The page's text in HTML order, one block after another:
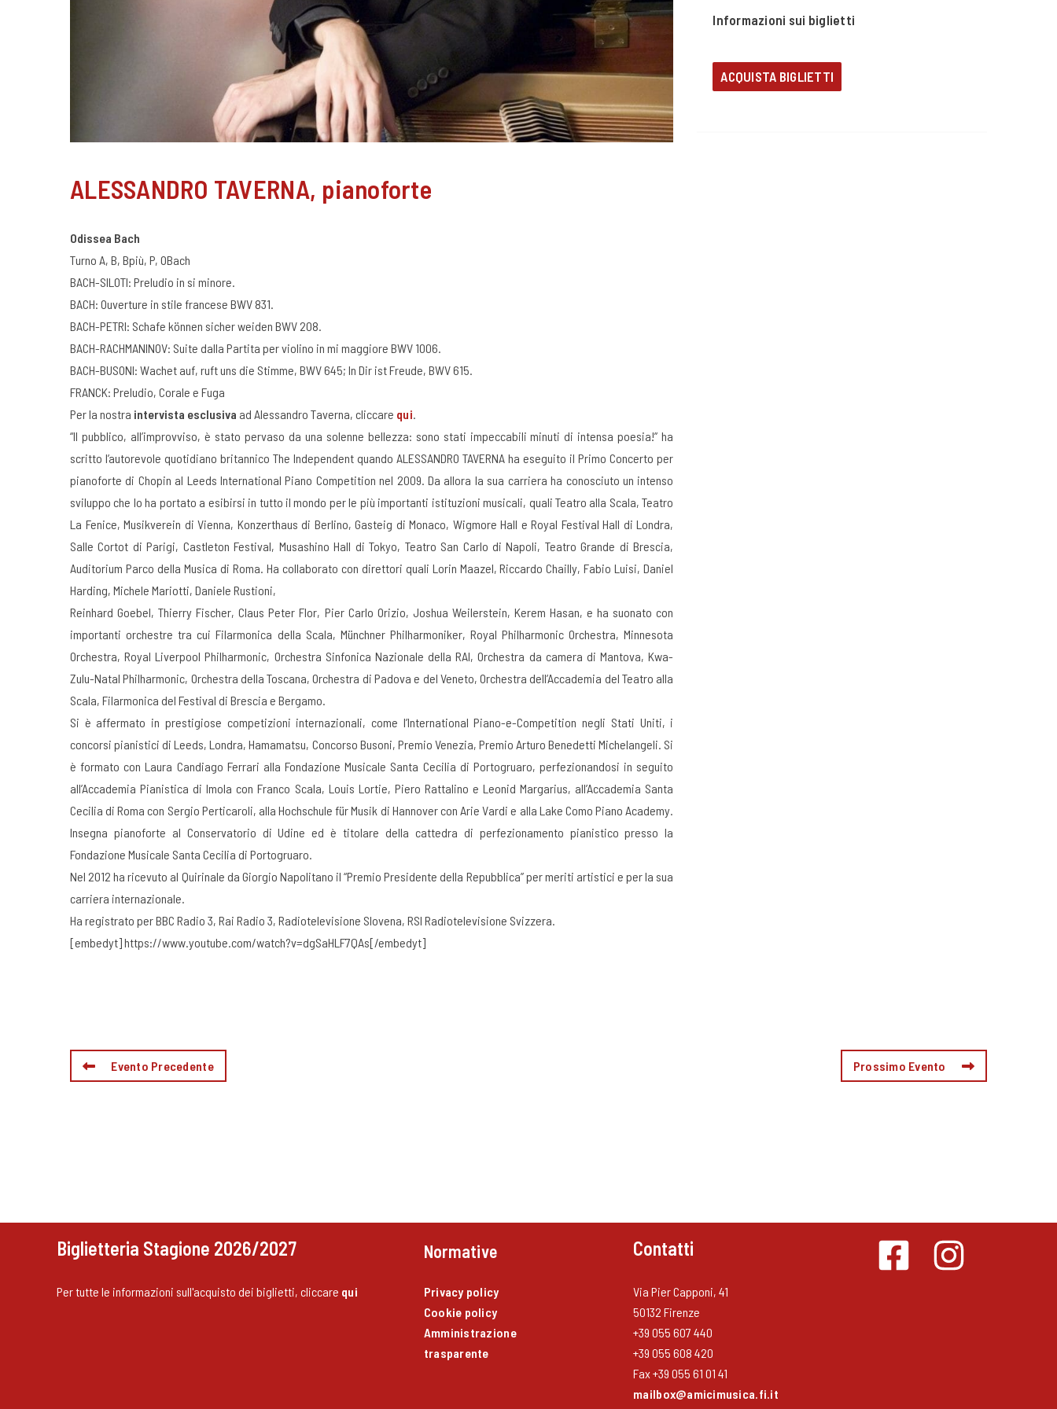
ALESSANDRO TAVERNA, pianoforte
Odissea Bach
Turno A, B, Bpiù, P, OBach
BACH-SILOTI: Preludio in si minore.
BACH: Ouverture in stile francese BWV 831.
BACH-PETRI: Schafe können sicher weiden BWV 208.
BACH-RACHMANINOV: Suite dalla Partita per violino in mi maggiore BWV 1006.
BACH-BUSONI: Wachet auf, ruft uns die Stimme, BWV 645; In Dir ist Freude, BWV 615.
FRANCK: Preludio, Corale e Fuga
Per la nostra intervista esclusiva ad Alessandro Taverna, cliccare qui.
“Il pubblico, all’improvviso, è stato pervaso da una solenne bellezza: sono stati impeccabili minuti di intensa poesia!” ha
scritto l’autorevole quotidiano britannico The Independent quando ALESSANDRO TAVERNA ha eseguito il Primo Concerto per
pianoforte di Chopin al Leeds International Piano Competition nel 2009. Da allora la sua carriera ha conosciuto un intenso
sviluppo che lo ha portato a esibirsi in tutto il mondo per le più importanti istituzioni musicali, quali Teatro alla Scala, Teatro
La Fenice, Musikverein di Vienna, Konzerthaus di Berlino, Gasteig di Monaco, Wigmore Hall e Royal Festival Hall di Londra,
Salle Cortot di Parigi, Castleton Festival, Musashino Hall di Tokyo, Teatro San Carlo di Napoli, Teatro Grande di Brescia,
Auditorium Parco della Musica di Roma. Ha collaborato con direttori quali Lorin Maazel, Riccardo Chailly, Fabio Luisi, Daniel
Harding, Michele Mariotti, Daniele Rustioni,
Reinhard Goebel, Thierry Fischer, Claus Peter Flor, Pier Carlo Orizio, Joshua Weilerstein, Kerem Hasan, e ha suonato con
importanti orchestre tra cui Filarmonica della Scala, Münchner Philharmoniker, Royal Philharmonic Orchestra, Minnesota
Orchestra, Royal Liverpool Philharmonic, Orchestra Sinfonica Nazionale della RAI, Orchestra da camera di Mantova, Kwa-
Zulu-Natal Philharmonic, Orchestra della Toscana, Orchestra di Padova e del Veneto, Orchestra dell’Accademia del Teatro alla
Scala, Filarmonica del Festival di Brescia e Bergamo.
Si è affermato in prestigiose competizioni internazionali, come l’International Piano-e-Competition negli Stati Uniti, i
concorsi pianistici di Leeds, Londra, Hamamatsu, Concorso Busoni, Premio Venezia, Premio Arturo Benedetti Michelangeli. Si
è formato con Laura Candiago Ferrari alla Fondazione Musicale Santa Cecilia di Portogruaro, perfezionandosi in seguito
all’Accademia Pianistica di Imola con Franco Scala, Louis Lortie, Piero Rattalino e Leonid Margarius, all’Accademia Santa
Cecilia di Roma con Sergio Perticaroli, alla Hochschule für Musik di Hannover con Arie Vardi e alla Lake Como Piano Academy.
Insegna pianoforte al Conservatorio di Udine ed è titolare della cattedra di perfezionamento pianistico presso la
Fondazione Musicale Santa Cecilia di Portogruaro.
Nel 2012 ha ricevuto al Quirinale da Giorgio Napolitano il “Premio Presidente della Repubblica” per meriti artistici e per la sua
carriera internazionale.
Ha registrato per BBC Radio 3, Rai Radio 3, Radiotelevisione Slovena, RSI Radiotelevisione Svizzera.
[embedyt] https://www.youtube.com/watch?v=dgSaHLF7QAs[/embedyt]
Informazioni sui biglietti
ACQUISTA BIGLIETTI
Evento Precedente Prossimo Evento
Biglietteria Stagione 2026/2027
Per tutte le informazioni sull'acquisto dei biglietti, cliccare qui
Normative
Privacy policy
Cookie policy
Amministrazione
trasparente
Contatti
Via Pier Capponi, 41
50132 Firenze
+39 055 607 440
+39 055 608 420
Fax +39 055 61 01 41
mailbox@amicimusica.fi.it